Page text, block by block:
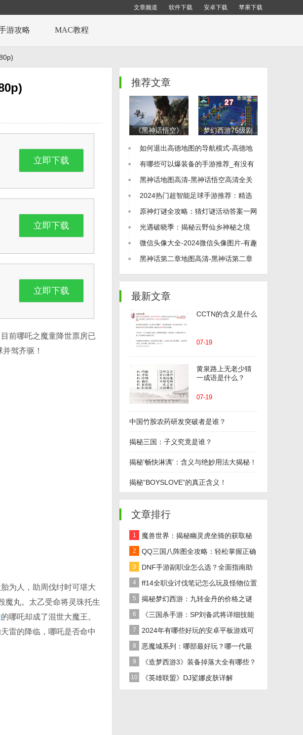
文章频道 软件下载 安卓下载 苹果下载
游攻略 MAC教程
立即下载
立即下载
立即下载
前哪吒之魔童降世票房已
驾齐驱！
为人，助周伐纣时可堪大
魔丸。太乙受命将灵珠托生
的哪吒却成了混世大魔王。
雷的降临，哪吒是否命中
推荐文章
《黑神话悟空》
全地图一览及收
集品位置指南
梦幻西游75级剧
流程详细攻略
如何退出高德地图的导航模式-高德地
图怎么退出导航
有哪些可以爆装备的手游推荐_有没有
可以爆装备的手游
黑神话地图高清-黑神话悟空高清全关
卡地图图片
2024热门超智能足球手游推荐：精选
足球游戏大全
原神灯谜全攻略：猜灯谜活动答案一网
打尽！
光遇破晓季：揭秘云野仙乡神秘之境
微信头像大全-2024微信头像图片-有趣
的微信头像
黑神话第二章地图高清-黑神话第二章
地图介绍
最新文章
CCTN的含义是什么
07-19
黄泉路上无老少猜
一成语是什么？
07-19
中国竹胺农药研发突破者是谁？
揭秘三国：子义究竟是谁？
揭秘'畅快淋漓'：含义与绝妙用法大揭秘！
揭秘“BOYSLOVE”的真正含义！
文章排行
1
魔兽世界：揭秘幽灵虎坐骑的获取秘
籍！
2
QQ三国八阵图全攻略：轻松掌握正确
路线
3
DNF手游副职业怎么选？全面指南助
你做出最佳决策！
4
ff14全职业讨伐笔记怎么玩及怪物位置
汇总在哪里？
5
揭秘梦幻西游：九转金丹的价格之谜
及全面解析
6
《三国杀手游：SP刘备武将详细技能
效果解析》
7
2024年有哪些好玩的安卓平板游戏可
以下载推荐？
8
恶魔城系列：哪部最好玩？哪一代最
经典？
9 《造梦西游3》装备掉落大全有哪些？
10 《英雄联盟》DJ娑娜皮肤详解